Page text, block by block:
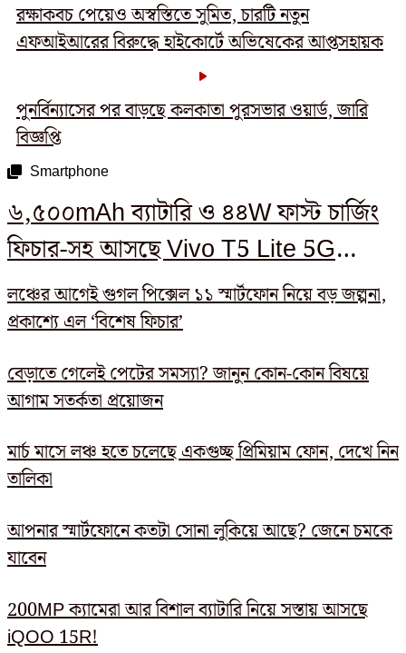
রক্ষাকবচ পেয়েও অস্বস্তিতে সুমিত, চারটি নতুন
এফআইআরের বিরুদ্ধে হাইকোর্টে অভিষেকের আপ্তসহায়ক
পুনর্বিন্যাসের পর বাড়ছে কলকাতা পুরসভার ওয়ার্ড, জারি
বিজ্ঞপ্তি
Smartphone
৬,৫০০mAh ব্যাটারি ও ৪৪W ফাস্ট চার্জিং
ফিচার-সহ আসছে Vivo T5 Lite 5G
স্মার্টফোন
লঞ্চের আগেই গুগল পিক্সেল ১১ স্মার্টফোন নিয়ে বড় জল্পনা,
প্রকাশ্যে এল ‘বিশেষ ফিচার’
বেড়াতে গেলেই পেটের সমস্যা? জানুন কোন-কোন বিষয়ে
আগাম সতর্কতা প্রয়োজন
মার্চ মাসে লঞ্চ হতে চলেছে একগুচ্ছ প্রিমিয়াম ফোন, দেখে নিন
তালিকা
আপনার স্মার্টফোনে কতটা সোনা লুকিয়ে আছে? জেনে চমকে
যাবেন
200MP ক্যামেরা আর বিশাল ব্যাটারি নিয়ে সস্তায় আসছে
iQOO 15R!